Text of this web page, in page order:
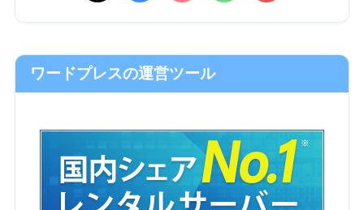
ワードプレスの運営ツール